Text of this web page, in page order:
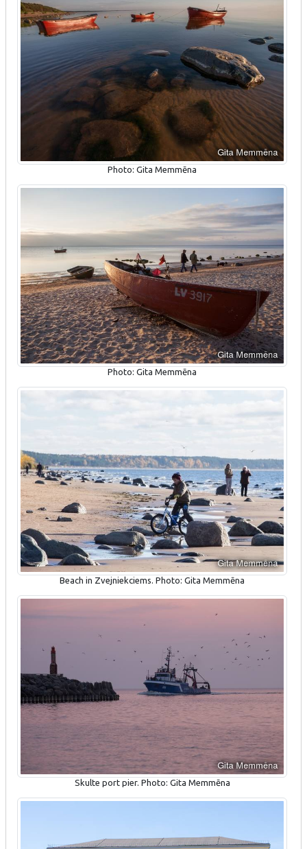
Photo: Gita Memmēna
Photo: Gita Memmēna
Beach in Zvejniekciems. Photo: Gita Memmēna
Skulte port pier. Photo: Gita Memmēna